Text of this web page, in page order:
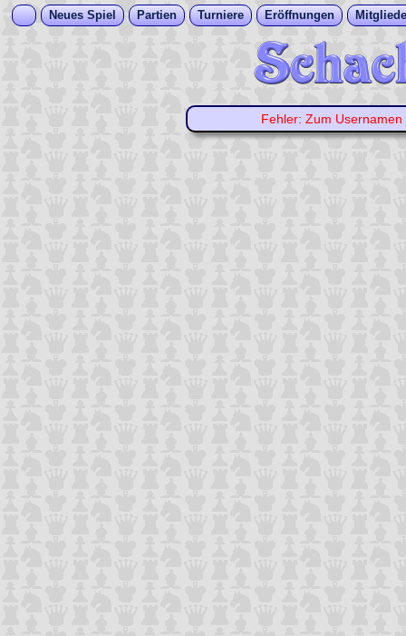
Neues Spiel Partien Turniere Eröffnungen
Fehler: Zum Usernamen